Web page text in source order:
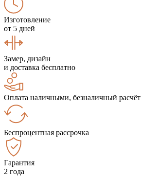
Изготовление
от 5 дней
Замер, дизайн
и доставка бесплатно
Оплата наличными, безналичный расчёт
Беспроцентная рассрочка
Гарантия
2 года